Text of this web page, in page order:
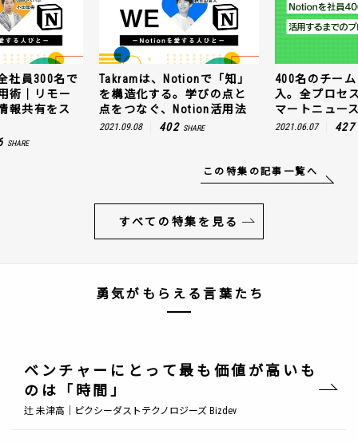
社員300名で
術｜リモー
報共有をス
SHARE
Takramは、Notionで「知」
を構造化する。学びの点と
点をつなぐ、Notion活用法
2021.09.08 402 SHARE
400名のチー
入。全プロセ
マートニュー
2021.06.07 427
この特集の記事一覧へ
すべての特集を見る
勇気がもらえる言葉たち
ベンチャーにとって最も価値が高いも
のは「時間」
辻 未津高｜ピクシーダストテクノロジーズ Bizdev